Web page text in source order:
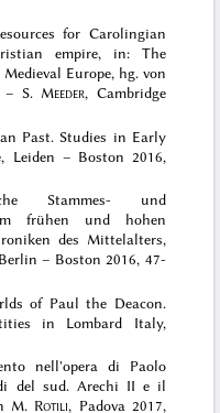
for Carolingian
empire, in: The
Europe, hg. von
S. Meeder, Cambridge
Past. Studies in Early
Leiden – Boston 2016,
Stammes- und
im frühen und hohen
des Mittelalters,
– Boston 2016, 47-
of Paul the Deacon.
in Lombard Italy,
nell'opera di Paolo
del sud. Arechi II e il
M. Rotili, Padova 2017,